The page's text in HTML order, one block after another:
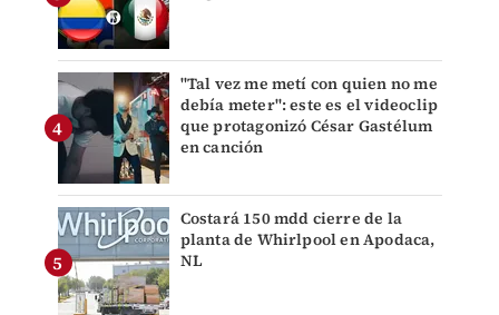
"Tal vez me metí con quien no me
debía meter": este es el videoclip
que protagonizó César Gastélum
en canción
Costará 150 mdd cierre de la
planta de Whirlpool en Apodaca,
NL